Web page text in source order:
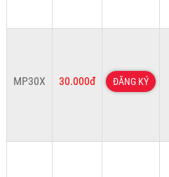
MP30X 30.000đ ĐĂNG KÝ